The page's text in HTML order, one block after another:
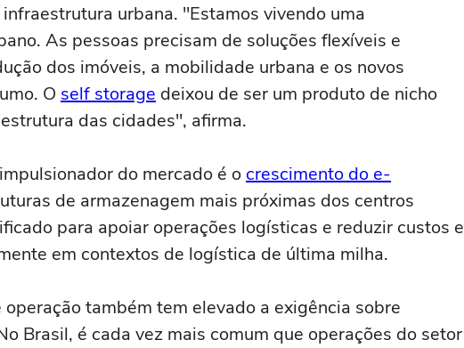
urbana. "Estamos vivendo uma
As pessoas precisam de soluções flexíveis e
dos imóveis, a mobilidade urbana e os novos
O self storage deixou de ser um produto de nicho
das cidades", afirma.
do mercado é o crescimento do e-
de armazenagem mais próximas dos centros
para apoiar operações logísticas e reduzir custos e
em contextos de logística de última milha.
também tem elevado a exigência sobre
Brasil, é cada vez mais comum que operações do setor